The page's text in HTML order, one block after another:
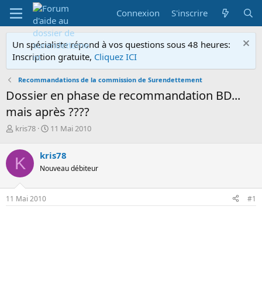
Connexion S'inscrire
Un spécialiste répond à vos questions sous 48 heures:
Inscription gratuite, Cliquez ICI
Recommandations de la commission de Surendettement
Dossier en phase de recommandation BD...
mais après ????
A
t
e
u
r
d
e
kris78
D
e
d
d
11 Mai 2010
K kris78
Nouveau débiteur
11 Mai 2010 #1